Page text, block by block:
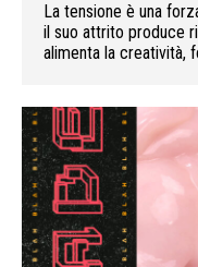
La tensione è una
il suo attrito produce
alimenta la creatività,